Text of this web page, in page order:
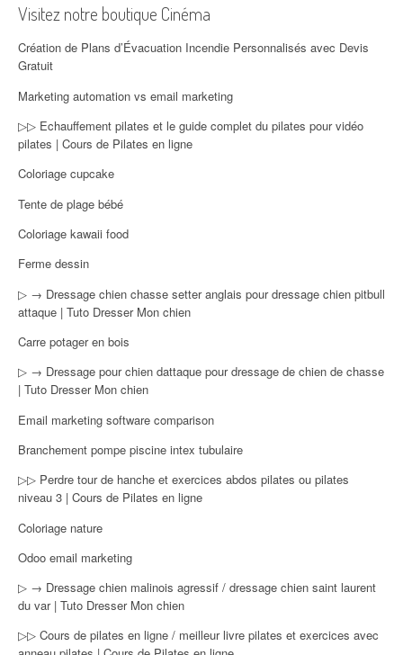
Visitez notre boutique Cinéma
Création de Plans d’Évacuation Incendie Personnalisés avec Devis
Gratuit
Marketing automation vs email marketing
▷▷ Echauffement pilates et le guide complet du pilates pour vidéo
pilates | Cours de Pilates en ligne
Coloriage cupcake
Tente de plage bébé
Coloriage kawaii food
Ferme dessin
▷ → Dressage chien chasse setter anglais pour dressage chien pitbull
attaque | Tuto Dresser Mon chien
Carre potager en bois
▷ → Dressage pour chien dattaque pour dressage de chien de chasse
| Tuto Dresser Mon chien
Email marketing software comparison
Branchement pompe piscine intex tubulaire
▷▷ Perdre tour de hanche et exercices abdos pilates ou pilates
niveau 3 | Cours de Pilates en ligne
Coloriage nature
Odoo email marketing
▷ → Dressage chien malinois agressif / dressage chien saint laurent
du var | Tuto Dresser Mon chien
▷▷ Cours de pilates en ligne / meilleur livre pilates et exercices avec